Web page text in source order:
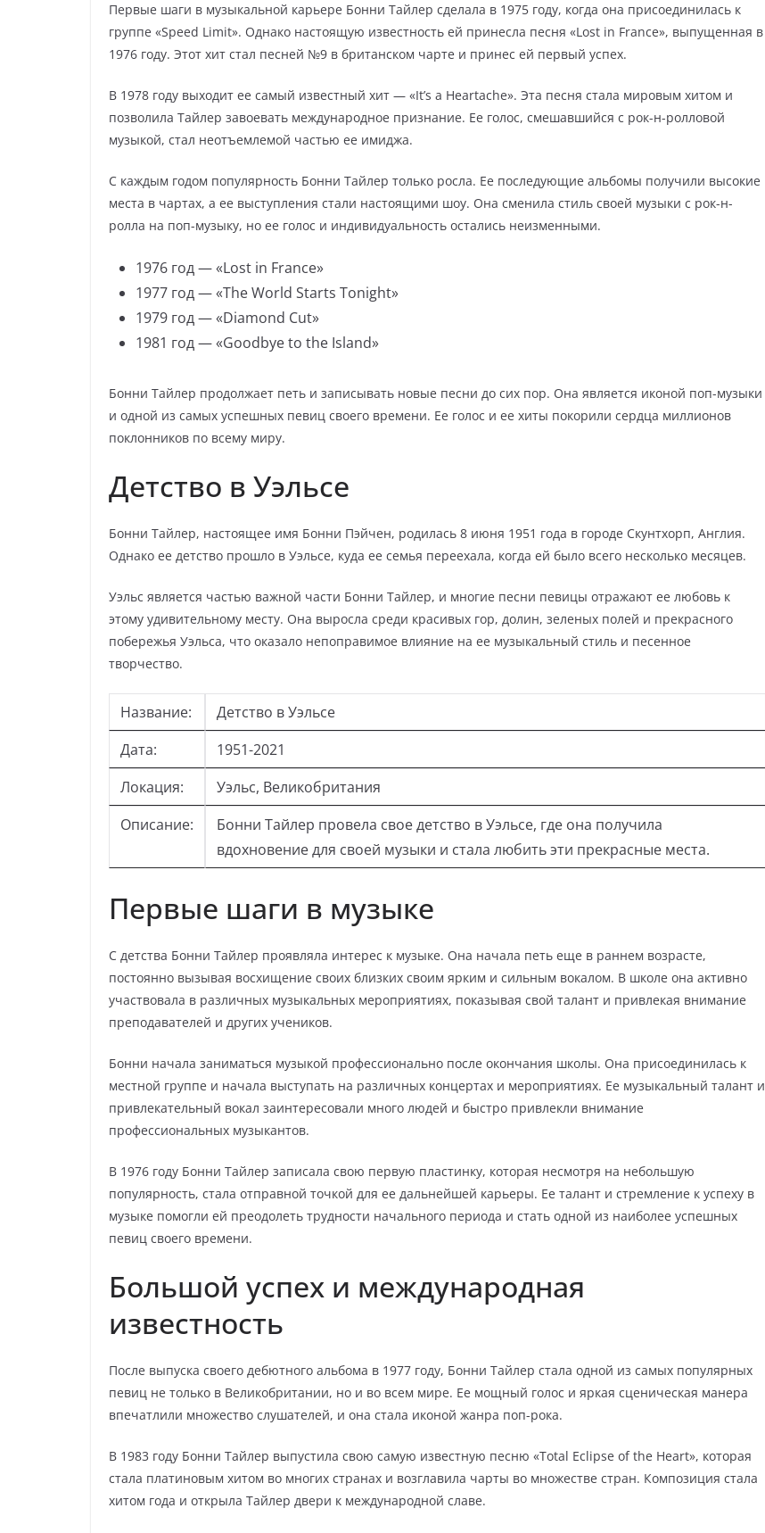
Первые шаги в музыкальной карьере Бонни Тайлер сделала в 1975 году, когда она присоединилась к
группе «Speed Limit». Однако настоящую известность ей принесла песня «Lost in France», выпущенная в
1976 году. Этот хит стал песней №9 в британском чарте и принес ей первый успех.
В 1978 году выходит ее самый известный хит — «It’s a Heartache». Эта песня стала мировым хитом и
позволила Тайлер завоевать международное признание. Ее голос, смешавшийся с рок-н-ролловой
музыкой, стал неотъемлемой частью ее имиджа.
С каждым годом популярность Бонни Тайлер только росла. Ее последующие альбомы получили высокие
места в чартах, а ее выступления стали настоящими шоу. Она сменила стиль своей музыки с рок-н-
ролла на поп-музыку, но ее голос и индивидуальность остались неизменными.
1976 год — «Lost in France»
1977 год — «The World Starts Tonight»
1979 год — «Diamond Cut»
1981 год — «Goodbye to the Island»
Бонни Тайлер продолжает петь и записывать новые песни до сих пор. Она является иконой поп-музыки
и одной из самых успешных певиц своего времени. Ее голос и ее хиты покорили сердца миллионов
поклонников по всему миру.
Детство в Уэльсе
Бонни Тайлер, настоящее имя Бонни Пэйчен, родилась 8 июня 1951 года в городе Скунтхорп, Англия.
Однако ее детство прошло в Уэльсе, куда ее семья переехала, когда ей было всего несколько месяцев.
Уэльс является частью важной части Бонни Тайлер, и многие песни певицы отражают ее любовь к
этому удивительному месту. Она выросла среди красивых гор, долин, зеленых полей и прекрасного
побережья Уэльса, что оказало непоправимое влияние на ее музыкальный стиль и песенное
творчество.
Название:
Детство в Уэльсе
Дата:
1951-2021
Локация:
Уэльс, Великобритания
Описание:
Бонни Тайлер провела свое детство в Уэльсе, где она получила
вдохновение для своей музыки и стала любить эти прекрасные места.
Первые шаги в музыке
С детства Бонни Тайлер проявляла интерес к музыке. Она начала петь еще в раннем возрасте,
постоянно вызывая восхищение своих близких своим ярким и сильным вокалом. В школе она активно
участвовала в различных музыкальных мероприятиях, показывая свой талант и привлекая внимание
преподавателей и других учеников.
Бонни начала заниматься музыкой профессионально после окончания школы. Она присоединилась к
местной группе и начала выступать на различных концертах и мероприятиях. Ее музыкальный талант и
привлекательный вокал заинтересовали много людей и быстро привлекли внимание
профессиональных музыкантов.
В 1976 году Бонни Тайлер записала свою первую пластинку, которая несмотря на небольшую
популярность, стала отправной точкой для ее дальнейшей карьеры. Ее талант и стремление к успеху в
музыке помогли ей преодолеть трудности начального периода и стать одной из наиболее успешных
певиц своего времени.
Большой успех и международная
известность
После выпуска своего дебютного альбома в 1977 году, Бонни Тайлер стала одной из самых популярных
певиц не только в Великобритании, но и во всем мире. Ее мощный голос и яркая сценическая манера
впечатлили множество слушателей, и она стала иконой жанра поп-рока.
В 1983 году Бонни Тайлер выпустила свою самую известную песню «Total Eclipse of the Heart», которая
стала платиновым хитом во многих странах и возглавила чарты во множестве стран. Композиция стала
хитом года и открыла Тайлер двери к международной славе.